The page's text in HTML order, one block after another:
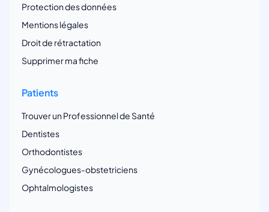
Protection des données
Mentions légales
Droit de rétractation
Supprimer ma fiche
Patients
Trouver un Professionnel de Santé
Dentistes
Orthodontistes
Gynécologues-obstetriciens
Ophtalmologistes